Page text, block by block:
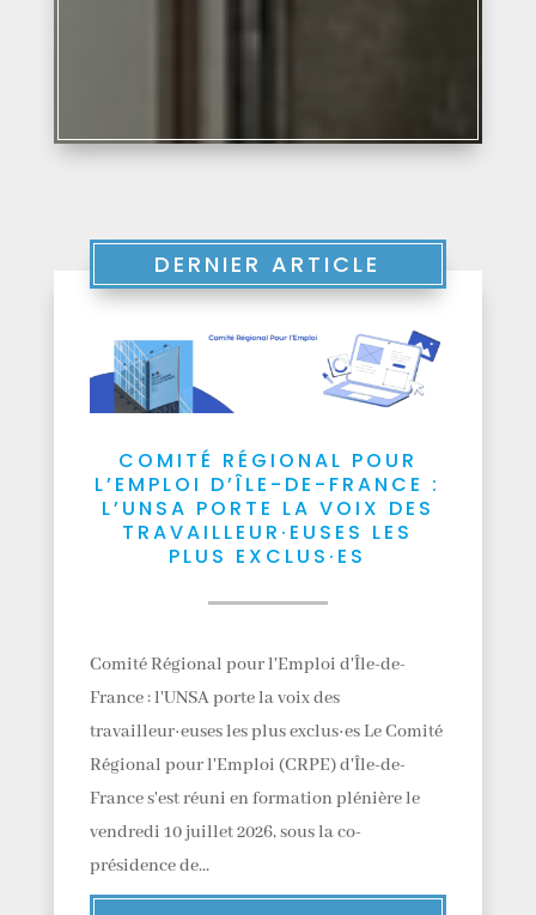
DERNIER ARTICLE
COMITÉ RÉGIONAL POUR
L’EMPLOI D’ÎLE-DE-FRANCE :
L’UNSA PORTE LA VOIX DES
TRAVAILLEUR·EUSES LES
PLUS EXCLUS·ES
Comité Régional pour l'Emploi d'Île-de-
France : l'UNSA porte la voix des
travailleur·euses les plus exclus·es Le Comité
Régional pour l'Emploi (CRPE) d'Île-de-
France s'est réuni en formation plénière le
vendredi 10 juillet 2026, sous la co-
présidence de...